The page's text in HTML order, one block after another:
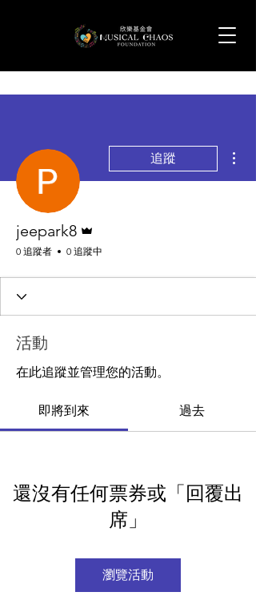
追蹤
jeepark8
0 追蹤者 0 追蹤中
活動
在此追蹤並管理您的活動。
即將到來 過去
還沒有任何票券或「回覆出
席」
瀏覽活動